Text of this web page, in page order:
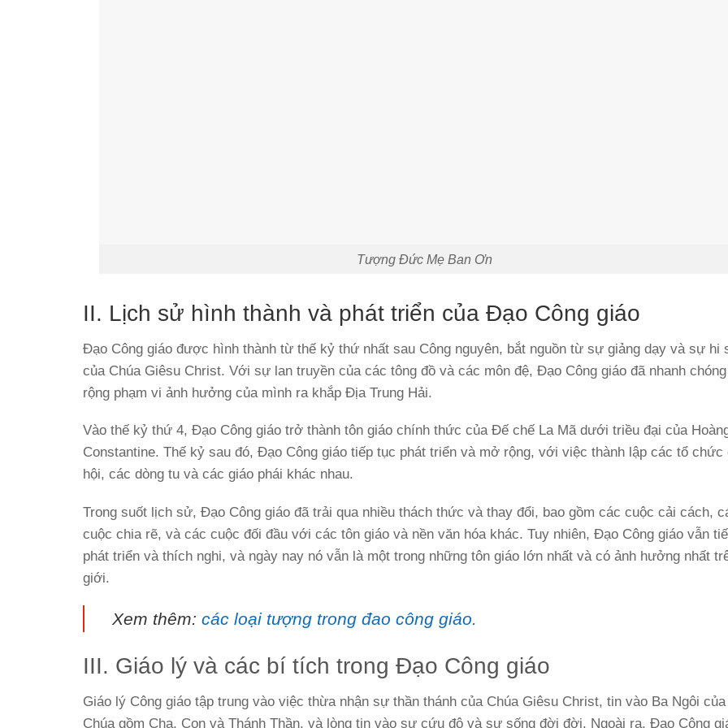
Tượng Đức Mẹ Ban Ơn
II. Lịch sử hình thành và phát triển của Đạo Công giáo
Đạo Công giáo được hình thành từ thế kỷ thứ nhất sau Công nguyên, bắt nguồn từ sự giảng dạy và sự hi
của Chúa Giêsu Christ. Với sự lan truyền của các tông đồ và các môn đệ, Đạo Công giáo đã nhanh
rộng phạm vi ảnh hưởng của mình ra khắp Địa Trung Hải.
Vào thế kỷ thứ 4, Đạo Công giáo trở thành tôn giáo chính thức của Đế chế La Mã dưới triều đại của
Constantine. Thế kỷ sau đó, Đạo Công giáo tiếp tục phát triển và mở rộng, với việc thành lập các tổ chức
hội, các dòng tu và các giáo phái khác nhau.
Trong suốt lịch sử, Đạo Công giáo đã trải qua nhiều thách thức và thay đổi, bao gồm các cuộc cải cách,
cuộc chia rẽ, và các cuộc đối đầu với các tôn giáo và nền văn hóa khác. Tuy nhiên, Đạo Công giáo vẫn
phát triển và thích nghi, và ngày nay nó vẫn là một trong những tôn giáo lớn nhất và có ảnh hưởng nhất
giới.
Xem thêm:các loại tượng trong đao công giáo.
III. Giáo lý và các bí tích trong Đạo Công giáo
Giáo lý Công giáo tập trung vào việc thừa nhận sự thần thánh của Chúa Giêsu Christ, tin vào Ba Ngôi
Chúa gồm Cha, Con và Thánh Thần, và lòng tin vào sự cứu độ và sự sống đời đời. Ngoài ra, Đạo Công